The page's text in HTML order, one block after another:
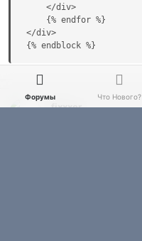
    </div>
    {% endfor %}
</div>
{% endblock %}
fixxxer
Форумы Что Нового?